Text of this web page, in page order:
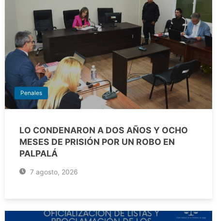
Penales
LO CONDENARON A DOS AÑOS Y OCHO
MESES DE PRISIÓN POR UN ROBO EN
PALPALÁ
7 agosto, 2026